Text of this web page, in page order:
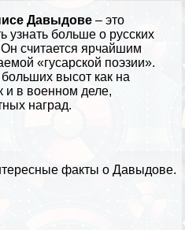
Давыдове – это
узнать больше о русских
считается ярчайшим
«гусарской поэзии».
высот как на
и в военном деле,
наград.
факты о Давыдове.